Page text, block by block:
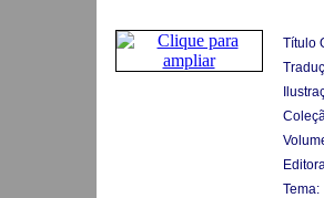
Título
Tema: